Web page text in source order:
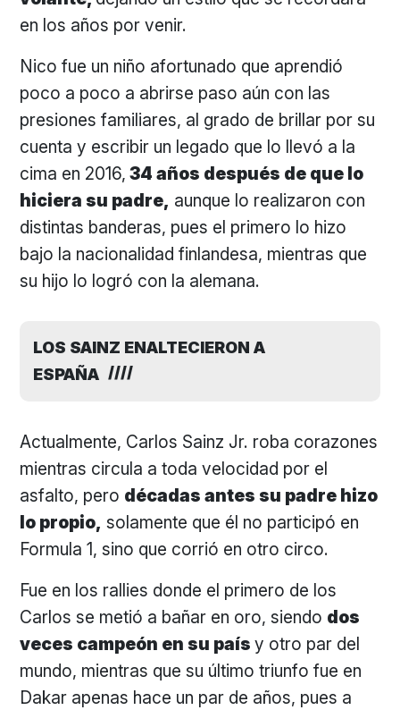
en los años por venir.
Nico fue un niño afortunado que aprendió
poco a poco a abrirse paso aún con las
presiones familiares, al grado de brillar por su
cuenta y escribir un legado que lo llevó a la
cima en 2016, 34 años después de que lo
hiciera su padre, aunque lo realizaron con
distintas banderas, pues el primero lo hizo
bajo la nacionalidad finlandesa, mientras que
su hijo lo logró con la alemana.
LOS SAINZ ENALTECIERON A
ESPAÑA
Actualmente, Carlos Sainz Jr. roba corazones
mientras circula a toda velocidad por el
asfalto, pero décadas antes su padre hizo
lo propio, solamente que él no participó en
Formula 1, sino que corrió en otro circo.
Fue en los rallies donde el primero de los
Carlos se metió a bañar en oro, siendo dos
veces campeón en su paísy otro par del
mundo, mientras que su último triunfo fue en
Dakar apenas hace un par de años, pues a